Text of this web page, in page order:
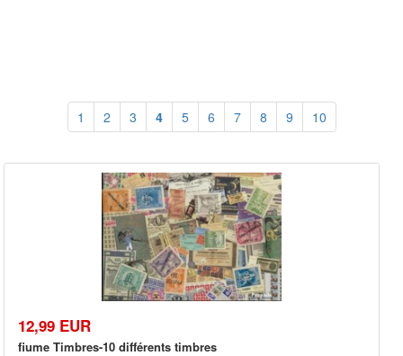
1 2 3 4 5 6 7 8 9 10
12,99 EUR
fiume Timbres-10 différents timbres